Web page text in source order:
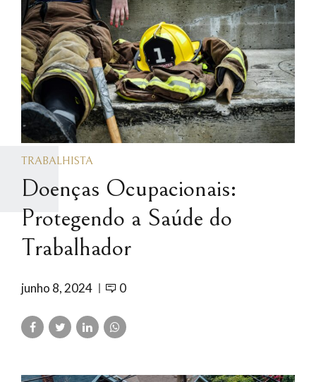
TRABALHISTA
Doenças Ocupacionais:
Protegendo a Saúde do
Trabalhador
junho 8, 2024 0